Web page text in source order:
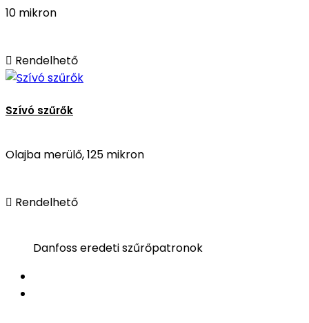
10 mikron
 Rendelhető
Szívó szűrők
Olajba merülő, 125 mikron
 Rendelhető
Danfoss eredeti szűrőpatronok